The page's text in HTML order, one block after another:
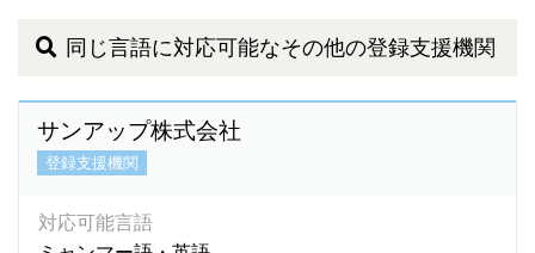
同じ言語に対応可能なその他の登録支援機関
サンアップ株式会社
登録支援機関
対応可能言語